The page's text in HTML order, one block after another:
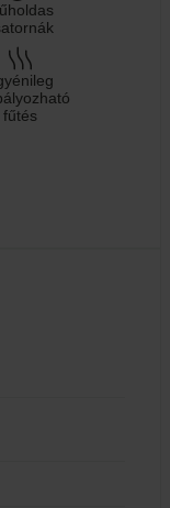
fűtés